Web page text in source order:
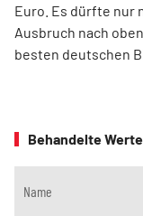
Euro. Es dürfte nur
Ausbruch nach
besten deutschen
Behandelte Werte
Name